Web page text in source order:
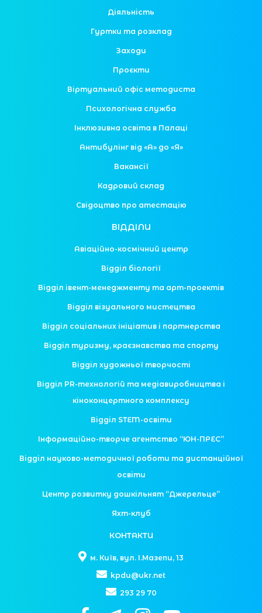
Діяльність
Гуртки та розклад
Заходи
Проєкти
Віртуальний офіс методиста
Психологічна служба
Інклюзивна освіта в Палаці
Антибулінг від «А» до «Я»
Вакансії
Кадровий склад
Свідоцтво про атестацію
ВІДДІЛИ
Авіаційно-космічний центр
Відділ біології
Відділ івент-менеджменту та арт-проектів
Відділ візуального мистецтва
Відділ соціальних ініціатив і партнерства
Відділ туризму, краєзнавства та спорту
Відділ художньої творчості
Відділ PR-технологій та медіавиробництва і
кіноконцертного комплексу
Відділ STEM-освіти
Інформаційно-творче агентство “ЮН-ПРЕС”
Відділ науково-методичної роботи та дистанційної
освіти
Центр розвитку дошкільнят “Джерельце”
Яхт-клуб
КОНТАКТИ
м. Київ, вул. І.Мазепи, 13
kpdu@ukr.net
293 29 70